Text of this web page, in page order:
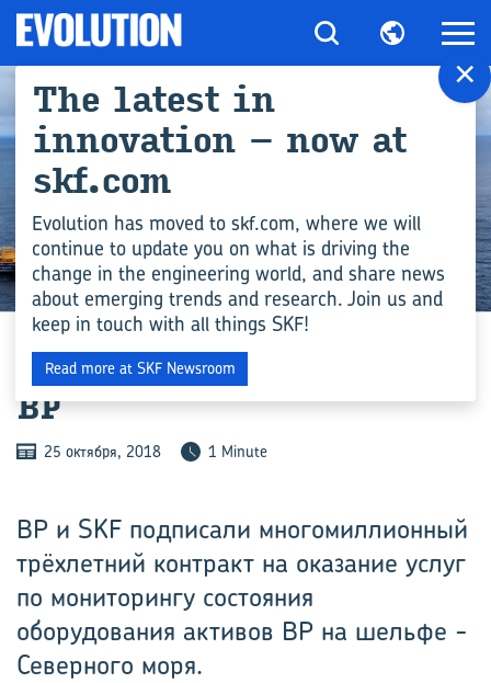
ПРОИЗВОДСТВО
РЕ­ШЕ­НИЯ ДЛЯ АК­ТИ­ВОВ
BP
25 октября, 2018 1 Minute
BP и SKF подписали многомиллионный
трёхлетний контракт на оказание услуг
по мониторингу состояния
оборудования активов BP на шельфе ­
Северного моря.
×
The latest in
innovation – now at
skf.com
Evolution has moved to skf.com, where we will
continue to update you on what is driving the
change in the engineering world, and share news
about emerging trends and research. Join us and
keep in touch with all things SKF!
Read more at SKF Newsroom